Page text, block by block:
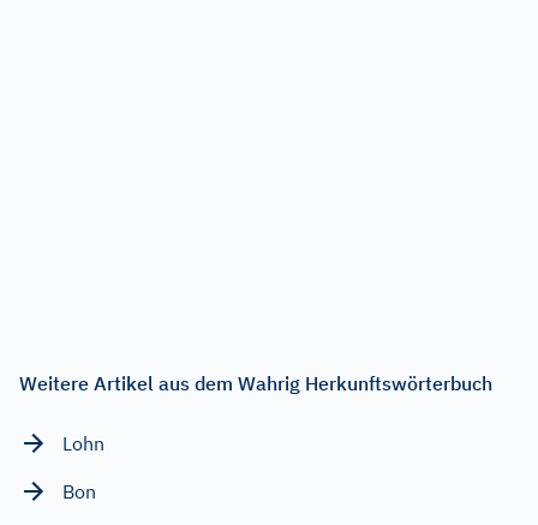
Weitere Artikel aus dem Wahrig Herkunftswörterbuch
Lohn
Bon